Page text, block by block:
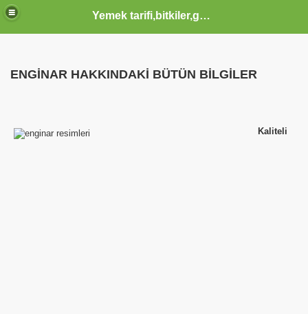
Yemek tarifi,bitkiler,güzellik sağlık,burçlar,sözler
ENGİNAR HAKKINDAKİ BÜTÜN BİLGİLER
Kaliteli
HTML KODLARI CSS KODLARI MENUSU